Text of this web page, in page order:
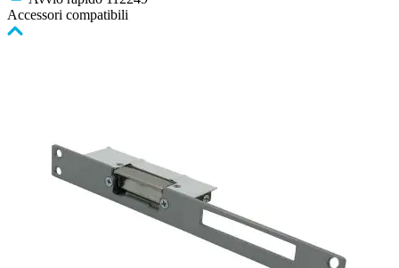
Accessori compatibili